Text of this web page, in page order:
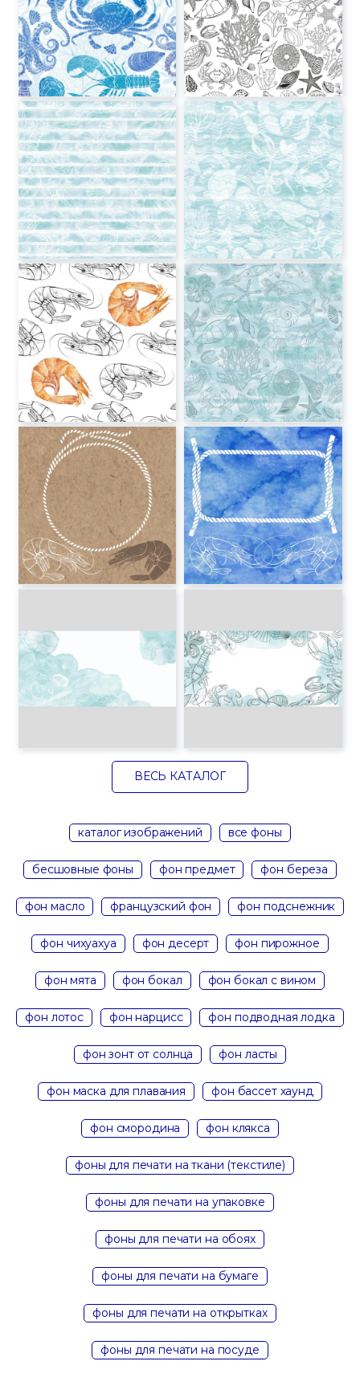
ВЕСЬ КАТАЛОГ
каталог изображений все фоны
бесшовные фоны фон предмет фон береза
фон масло французский фон фон подснежник
фон чихуахуа фон десерт фон пирожное
фон мята фон бокал фон бокал с вином
фон лотос фон нарцисс фон подводная лодка
фон зонт от солнца фон ласты
фон маска для плавания фон бассет хаунд
фон смородина фон клякса
фоны для печати на ткани (текстиле)
фоны для печати на упаковке
фоны для печати на обоях
фоны для печати на бумаге
фоны для печати на открытках
фоны для печати на посуде